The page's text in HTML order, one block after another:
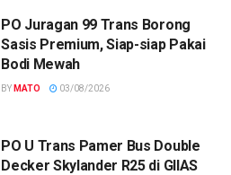
PO Juragan 99 Trans Borong
Sasis Premium, Siap-siap Pakai
Bodi Mewah
BY MATO 03/08/2026
PO U Trans Pamer Bus Double
Decker Skylander R25 di GIIAS